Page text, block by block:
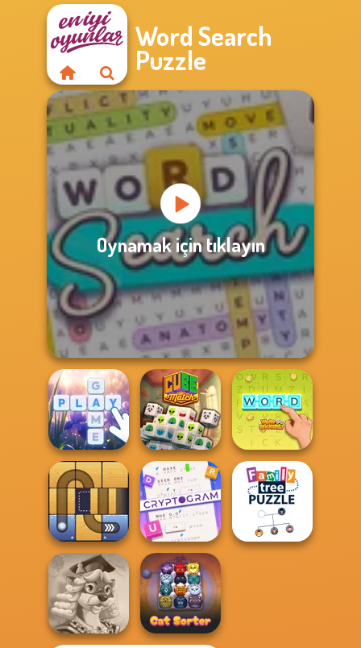
Word Search
Puzzle
Oynamak için tıklayın
Bubble Letters Cube Match Word Stickers!
Free the Ball
Cryptogram:
Word Brain
Puzzle